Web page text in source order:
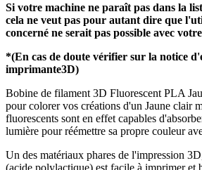
Si votre machine ne paraît pas dans la
cela ne veut pas pour autant dire que
concerné ne serait pas possible avec
*(En cas de doute vérifier sur la notice
imprimante3D)
Bobine de filament 3D Fluorescent PLA
pour colorer vos créations d'un Jaune clair
fluorescents sont en effet capables
lumière pour réémettre sa propre couleur
Un des matériaux phares de l'impression
(acide polylactique) est facile à imprimer et